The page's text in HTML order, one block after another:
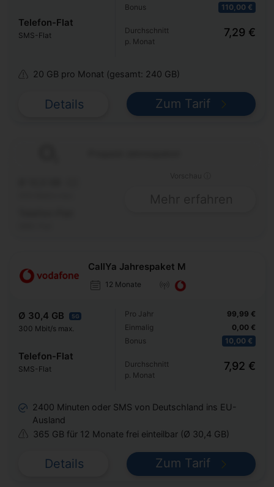
Telefon-Flat
SMS-Flat
Bonus
110,00 €
Durchschnitt
p. Monat
7,29 €
20 GB pro Monat (gesamt: 240 GB)
Details Zum Tarif
CallYa Jahrespaket M
12 Monate
Ø 30,4 GB 5G
300 Mbit/s max.
Telefon-Flat
SMS-Flat
Pro Jahr
Einmalig
Bonus
99,99 €
0,00 €
10,00 €
Durchschnitt
p. Monat
7,92 €
2400 Minuten oder SMS von Deutschland ins EU-
Ausland
365 GB für 12 Monate frei einteilbar (Ø 30,4 GB)
Details Zum Tarif